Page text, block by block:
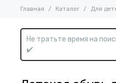
Главная Каталог Для
Не тратьте время на
✔️